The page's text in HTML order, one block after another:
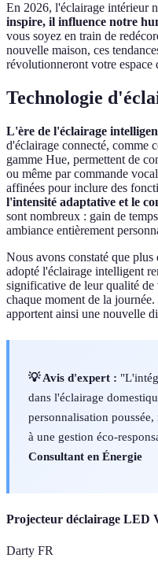
En 2026, l'éclairage intérieur
inspire, il influence notre
vous soyez en train de
nouvelle maison, ces
révolutionneront votre espace
Technologie
L'ère de l'éclairage
d'éclairage connecté, comme
gamme Hue, permettent de
ou même par commande
affinées pour inclure des
l'intensité adaptative et le
sont nombreux : gain de
ambiance entièrement
Nous avons constaté que plus
adopté l'éclairage intelligent
significative de leur qualité de
chaque moment de la journée.
apportent ainsi une nouvelle
💡 Avis d'expert :
dans l'éclairage
personnalisation
à une gestion éco-
Consultant en Énergie
Projecteur déclairage LED
Darty FR